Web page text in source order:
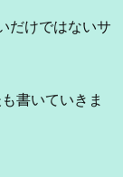
だけではないサ
書いていきま